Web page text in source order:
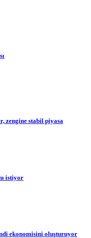
zengine stabil piyasa
istiyor
ekonomisini oluşturuyor